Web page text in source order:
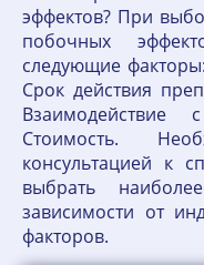
эффектов? При
побочных
следующие
Срок действия
Стоимость.
консультацией к
выбрать
зависимости от
факторов.